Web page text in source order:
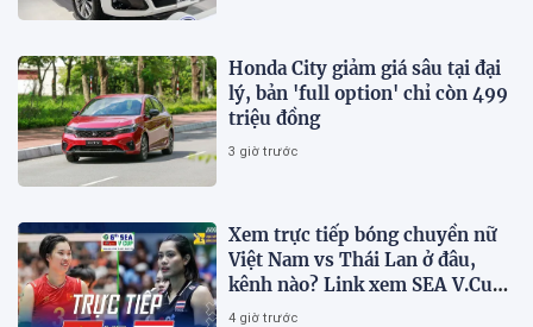
Honda City giảm giá sâu tại đại
lý, bản 'full option' chỉ còn 499
triệu đồng
3 giờ trước
Xem trực tiếp bóng chuyền nữ
Việt Nam vs Thái Lan ở đâu,
kênh nào? Link xem SEA V.Cup
2026 mới nhất
4 giờ trước